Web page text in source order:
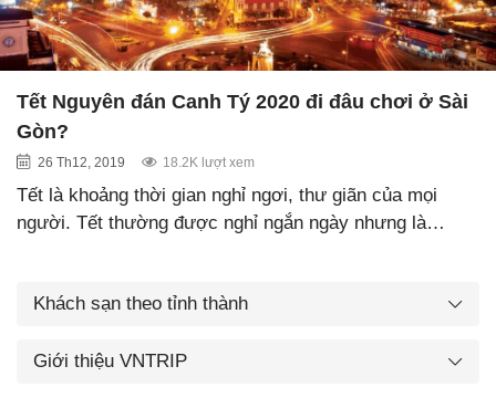
Tết Nguyên đán Canh Tý 2020 đi đâu chơi ở Sài
Gòn?
26 Th12, 2019 18.2K lượt xem
Tết là khoảng thời gian nghỉ ngơi, thư giãn của mọi
người. Tết thường được nghỉ ngắn ngày nhưng là…
Khách sạn theo tỉnh thành
Giới thiệu VNTRIP